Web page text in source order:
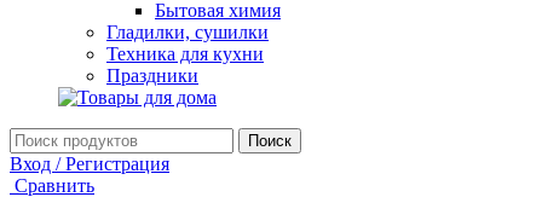
Бытовая химия
Гладилки, сушилки
Техника для кухни
Праздники
Поиск
Вход / Регистрация
Сравнить